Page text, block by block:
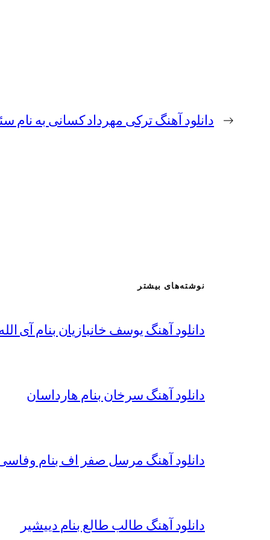
← دانلود آهنگ ترکی مهرداد کسانی به نام
نوشته‌های بیشتر
دانلود آهنگ یوسف خانبازیان بنام آی
دانلود آهنگ سرخان بنام هارداسان
دانلود آهنگ مرسل صفر اف بنام
دانلود آهنگ طالب طالع بنام دییشیر